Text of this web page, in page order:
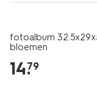
fotoalbum
bloemen
14.
79